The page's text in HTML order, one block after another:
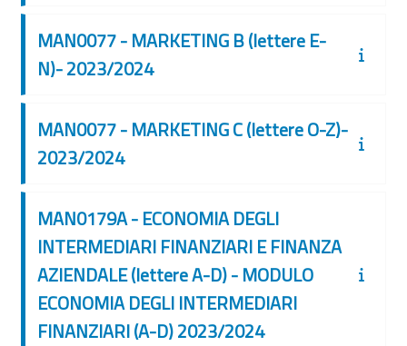
MAN0077 - MARKETING B (lettere E-
N)- 2023/2024
MAN0077 - MARKETING C (lettere O-Z)-
2023/2024
MAN0179A - ECONOMIA DEGLI
INTERMEDIARI FINANZIARI E FINANZA
AZIENDALE (lettere A-D) - MODULO
ECONOMIA DEGLI INTERMEDIARI
FINANZIARI (A-D) 2023/2024